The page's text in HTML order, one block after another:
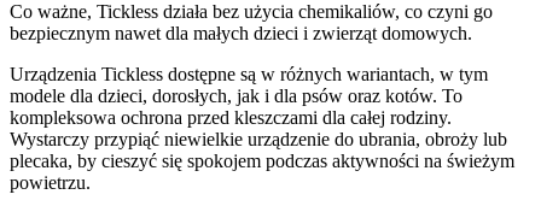
Co ważne, Tickless działa bez użycia chemikaliów, co czyni go
bezpiecznym nawet dla małych dzieci i zwierząt domowych.
Urządzenia Tickless dostępne są w różnych wariantach, w tym
modele dla dzieci, dorosłych, jak i dla psów oraz kotów. To
kompleksowa ochrona przed kleszczami dla całej rodziny.
Wystarczy przypiąć niewielkie urządzenie do ubrania, obroży lub
plecaka, by cieszyć się spokojem podczas aktywności na świeżym
powietrzu.